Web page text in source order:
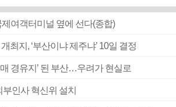
여객터미널 옆에 선다(종합)
최지, ‘부산이냐 제주냐’ 10일 결정
경유지’ 된 부산…우려가 현실로
인사 혁신위 설치